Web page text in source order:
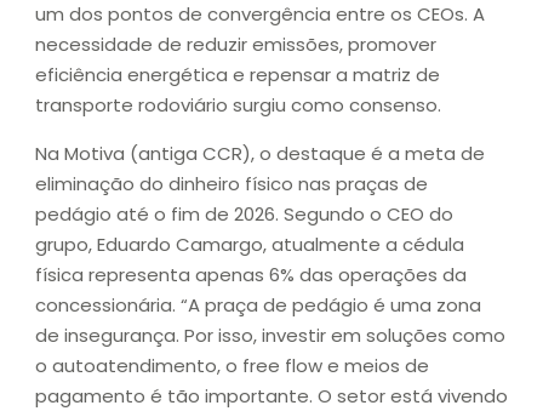
um dos pontos de convergência entre os CEOs. A
necessidade de reduzir emissões, promover
eficiência energética e repensar a matriz de
transporte rodoviário surgiu como consenso.
Na Motiva (antiga CCR), o destaque é a meta de
eliminação do dinheiro físico nas praças de
pedágio até o fim de 2026. Segundo o CEO do
grupo, Eduardo Camargo, atualmente a cédula
física representa apenas 6% das operações da
concessionária. “A praça de pedágio é uma zona
de insegurança. Por isso, investir em soluções como
o autoatendimento, o free flow e meios de
pagamento é tão importante. O setor está vivendo